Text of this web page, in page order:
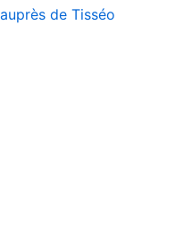
de Tisséo